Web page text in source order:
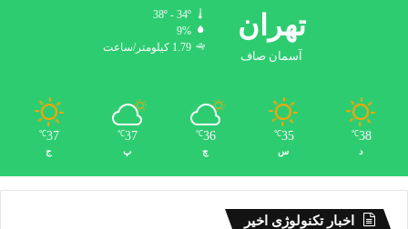
تهران
آسمان صاف
38º - 34º
9%
1.79 کیلومتر/ساعت
38
℃
د
35
℃
س
36
℃
چ
37
℃
پ
37
℃
ج
اخبار تکنولوژی اخیر